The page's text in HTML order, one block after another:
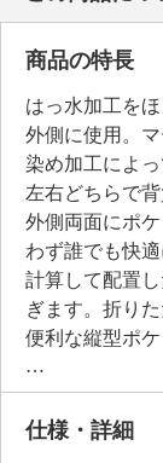
商品の特長
はっ水加工を
外側に使用。
染め加工によ
左右どちらで
外側両面にポ
わず誰でも快
計算して配置
ぎます。折り
便利な縦型ポ
を設けており
ョンを配した
ット（サイズ
仕様・詳細